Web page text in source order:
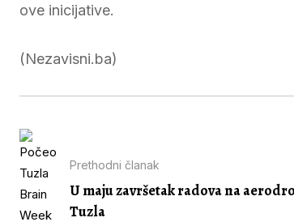
ove inicijative.
(Nezavisni.ba)
Prethodni članak
U maju završetak radova na
Tuzla